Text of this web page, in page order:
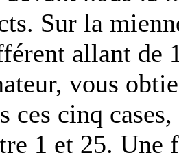
Sur la
allant de
vous
ces cinq
1 et 25. Une